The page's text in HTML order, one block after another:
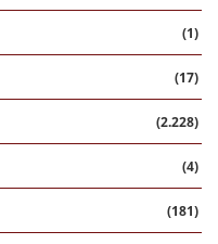
(1)
(17)
(2.228)
(4)
(181)